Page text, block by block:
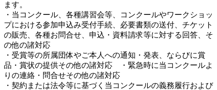
ます。
・当コンクール、各種講習会等、コンクールやワークショッ
プにおける参加申込み受付手続、必要書類の送付、チケット
の販売、各種お問合せ、申込・資料請求等に対する回答、そ
の他の諸対応
・受賞等の所属団体やご本人への通知・発表、ならびに賞
品・賞状の提供その他の諸対応 ・緊急時に当コンクールよ
りの連絡・問合せその他の諸対応
・契約または法令等に基づく当コンクールの義務履行および